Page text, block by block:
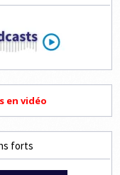
en vidéo
forts